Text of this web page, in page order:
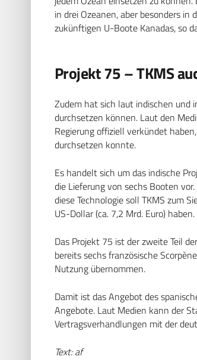
in drei Ozeanen, aber besonders
zukünftigen U-Boote Kanadas, so
Projekt 75 – TKMS
Zudem hat sich laut indischen und
durchsetzen können. Laut den
Regierung offiziell verkündet
durchsetzen konnte.
Es handelt sich um das indische
die Lieferung von sechs Booten
diese Technologie soll TKMS zum
US-Dollar (ca. 7,2 Mrd. Euro) haben.
Das Projekt 75 ist der zweite Teil
bereits sechs französische
Nutzung übernommen.
Damit ist das Angebot des
Angebote. Laut Medien kann der
Vertragsverhandlungen mit der
Text: af